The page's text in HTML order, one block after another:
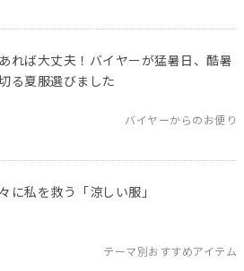
れば大丈夫！バイヤーが猛暑日、酷暑
る夏服選びました
バイヤーからのお便り
に私を救う「涼しい服」
テーマ別おすすめアイテム